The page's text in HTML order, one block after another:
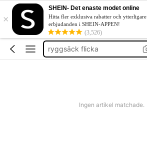
×
SHEIN- Det enaste modet online
Hitta fler exklusiva rabatter och ytterligare
erbjudanden i SHEIN-APPEN!
(3,526)
bikini tween girl
barn kälder
kläder
ryggsäck flicka
Ingen artikel matchade.